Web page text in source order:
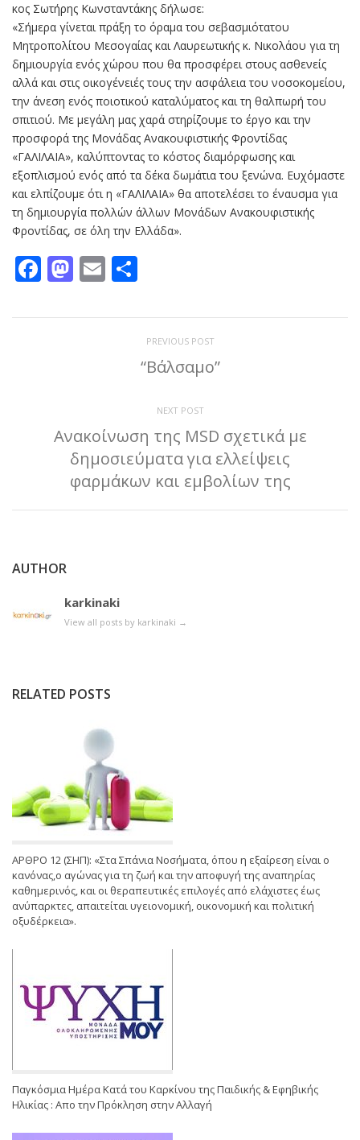
κος Σωτήρης Κωνσταντάκης δήλωσε:
«Σήμερα γίνεται πράξη το όραμα του σεβασμιότατου
Μητροπολίτου Μεσογαίας και Λαυρεωτικής κ. Νικολάου για τη
δημιουργία ενός χώρου που θα προσφέρει στους ασθενείς
αλλά και στις οικογένειές τους την ασφάλεια του νοσοκομείου,
την άνεση ενός ποιοτικού καταλύματος και τη θαλπωρή του
σπιτιού. Με μεγάλη μας χαρά στηρίζουμε το έργο και την
προσφορά της Μονάδας Ανακουφιστικής Φροντίδας
«ΓΑΛΙΛΑΙΑ», καλύπτοντας το κόστος διαμόρφωσης και
εξοπλισμού ενός από τα δέκα δωμάτια του ξενώνα. Ευχόμαστε
και ελπίζουμε ότι η «ΓΑΛΙΛΑΙΑ» θα αποτελέσει το έναυσμα για
τη δημιουργία πολλών άλλων Μονάδων Ανακουφιστικής
Φροντίδας, σε όλη την Ελλάδα».
Facebook
Mastodon
Email
PREVIOUS POST
“Βάλσαμο”
NEXT POST
Ανακοίνωση της MSD σχετικά με
δημοσιεύματα για ελλείψεις
φαρμάκων και εμβολίων της
AUTHOR
karkinaki
View all posts by karkinaki →
RELATED POSTS
ΑΡΘΡΟ 12 (ΣΗΠ): «Στα Σπάνια Νοσήματα, όπου η εξαίρεση είναι ο
κανόνας,ο αγώνας για τη ζωή και την αποφυγή της αναπηρίας
καθημερινός, και οι θεραπευτικές επιλογές από ελάχιστες έως
ανύπαρκτες, απαιτείται υγειονομική, οικονομική και πολιτική
οξυδέρκεια».
Παγκόσμια Ημέρα Κατά του Καρκίνου της Παιδικής & Εφηβικής
Ηλικίας : Απο την Πρόκληση στην Αλλαγή